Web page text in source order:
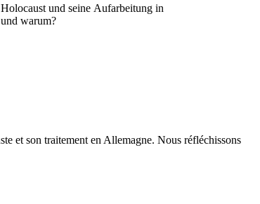
und seine Aufarbeitung in
warum?
et son traitement en Allemagne. Nous réfléchissons